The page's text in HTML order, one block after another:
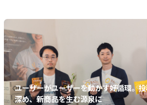
ユーザーがユーザーを動かす好循環。
深め、新商品を生む源泉に